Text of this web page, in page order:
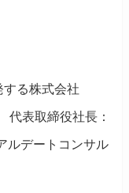
る株式会社
表取締役社長：
ルデートコンサル